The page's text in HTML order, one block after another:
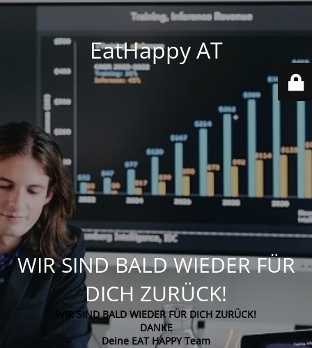
EatHappy AT
WIR SIND BALD WIEDER FÜR
DICH ZURÜCK!
WIR SIND BALD WIEDER FÜR DICH ZURÜCK!
DANKE
Deine EAT HAPPY Team